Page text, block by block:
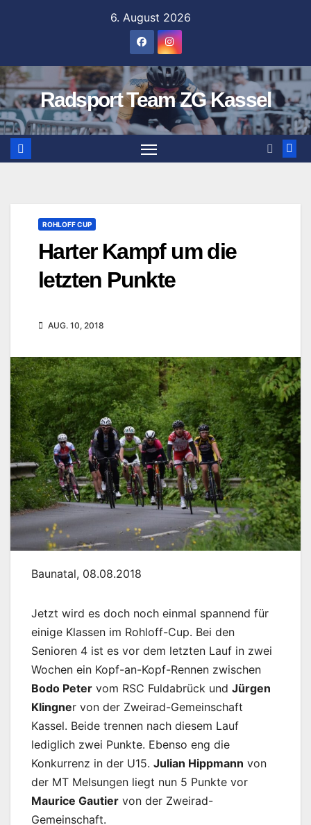
6. August 2026
Radsport Team ZG Kassel
ROHLOFF CUP
Harter Kampf um die
letzten Punkte
AUG. 10, 2018
Baunatal, 08.08.2018
Jetzt wird es doch noch einmal spannend für
einige Klassen im Rohloff-Cup. Bei den
Senioren 4 ist es vor dem letzten Lauf in zwei
Wochen ein Kopf-an-Kopf-Rennen zwischen
Bodo Peter vom RSC Fuldabrück und Jürgen
Klingner von der Zweirad-Gemeinschaft
Kassel. Beide trennen nach diesem Lauf
lediglich zwei Punkte. Ebenso eng die
Konkurrenz in der U15. Julian Hippmann von
der MT Melsungen liegt nun 5 Punkte vor
Maurice Gautier von der Zweirad-
Gemeinschaft.